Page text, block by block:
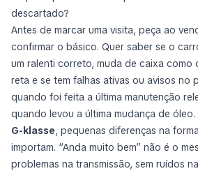
descartado?
Antes de marcar uma visita, peça ao
confirmar o básico. Quer saber se o
um ralenti correto, muda de caixa como
reta e se tem falhas ativas ou avisos no
quando foi feita a última manutenção
quando levou a última mudança de óleo.
G-klasse, pequenas diferenças na
importam. “Anda muito bem” não é o
problemas na transmissão, sem ruídos